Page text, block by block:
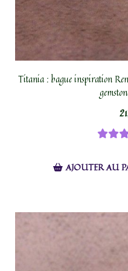
Titania : bague inspiration
AJOUTER AU